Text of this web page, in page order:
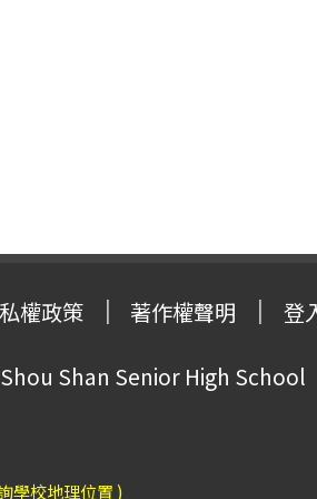
權政策 著作權聲明 登
Shan Senior High School
學校地理位置 )